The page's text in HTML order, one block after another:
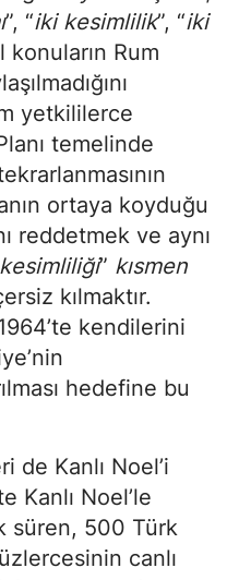
”, “iki kesimlilik”, “iki
konuların Rum
yetkililerce
temelinde
ortaya koyduğu
reddetmek ve aynı
” kısmen
kılmaktır.
kendilerini
hedefine bu
de Kanlı Noel’i
Kanlı Noel’le
süren, 500 Türk
canlı